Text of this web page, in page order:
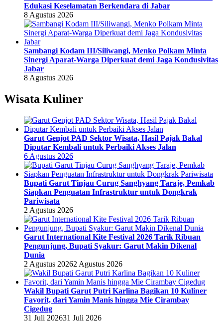
Edukasi Keselamatan Berkendara di Jabar
8 Agustus 2026
Sambangi Kodam III/Siliwangi, Menko Polkam Minta
Sinergi Aparat-Warga Diperkuat demi Jaga Kondusivitas
Jabar
8 Agustus 2026
Wisata Kuliner
Garut Genjot PAD Sektor Wisata, Hasil Pajak Bakal
Diputar Kembali untuk Perbaiki Akses Jalan
6 Agustus 2026
Bupati Garut Tinjau Curug Sanghyang Taraje, Pemkab
Siapkan Penguatan Infrastruktur untuk Dongkrak
Pariwisata
2 Agustus 2026
Garut International Kite Festival 2026 Tarik Ribuan
Pengunjung, Bupati Syakur: Garut Makin Dikenal
Dunia
2 Agustus 20262 Agustus 2026
Wakil Bupati Garut Putri Karlina Bagikan 10 Kuliner
Favorit, dari Yamin Manis hingga Mie Cirambay
Cigedug
31 Juli 202631 Juli 2026